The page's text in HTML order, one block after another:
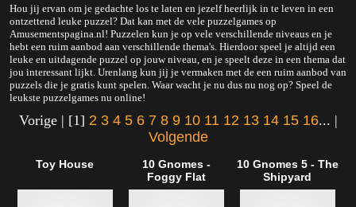
Hou jij ervan om je gedachte los te laten en jezelf heerlijk in te leven in een
ontzettend leuke puzzel? Dat kan met de vele puzzelgames op
Amusementspagina.nl! Puzzelen kun je op vele verschillende niveaus en je
hebt een ruim aanbod aan verschillende thema's. Hierdoor speel je altijd een
leuke en uitdagende puzzel op jouw niveau, en je speelt deze in een thema dat
jou interessant lijkt. Urenlang kun jij je vermaken met de een ruim aanbod van
puzzels die je gratis kunt spelen. Waar wacht je nu dus nu nog op? Speel de
leukste puzzelgames nu online!
Vorige | [1] 2 3 4 5 6 7 8 9 10 11 12 13 14 15 16... |
Volgende
Toy House
10 Gnomes -
Foggy Flat
10 Gnomes 5 - The
Shipyard